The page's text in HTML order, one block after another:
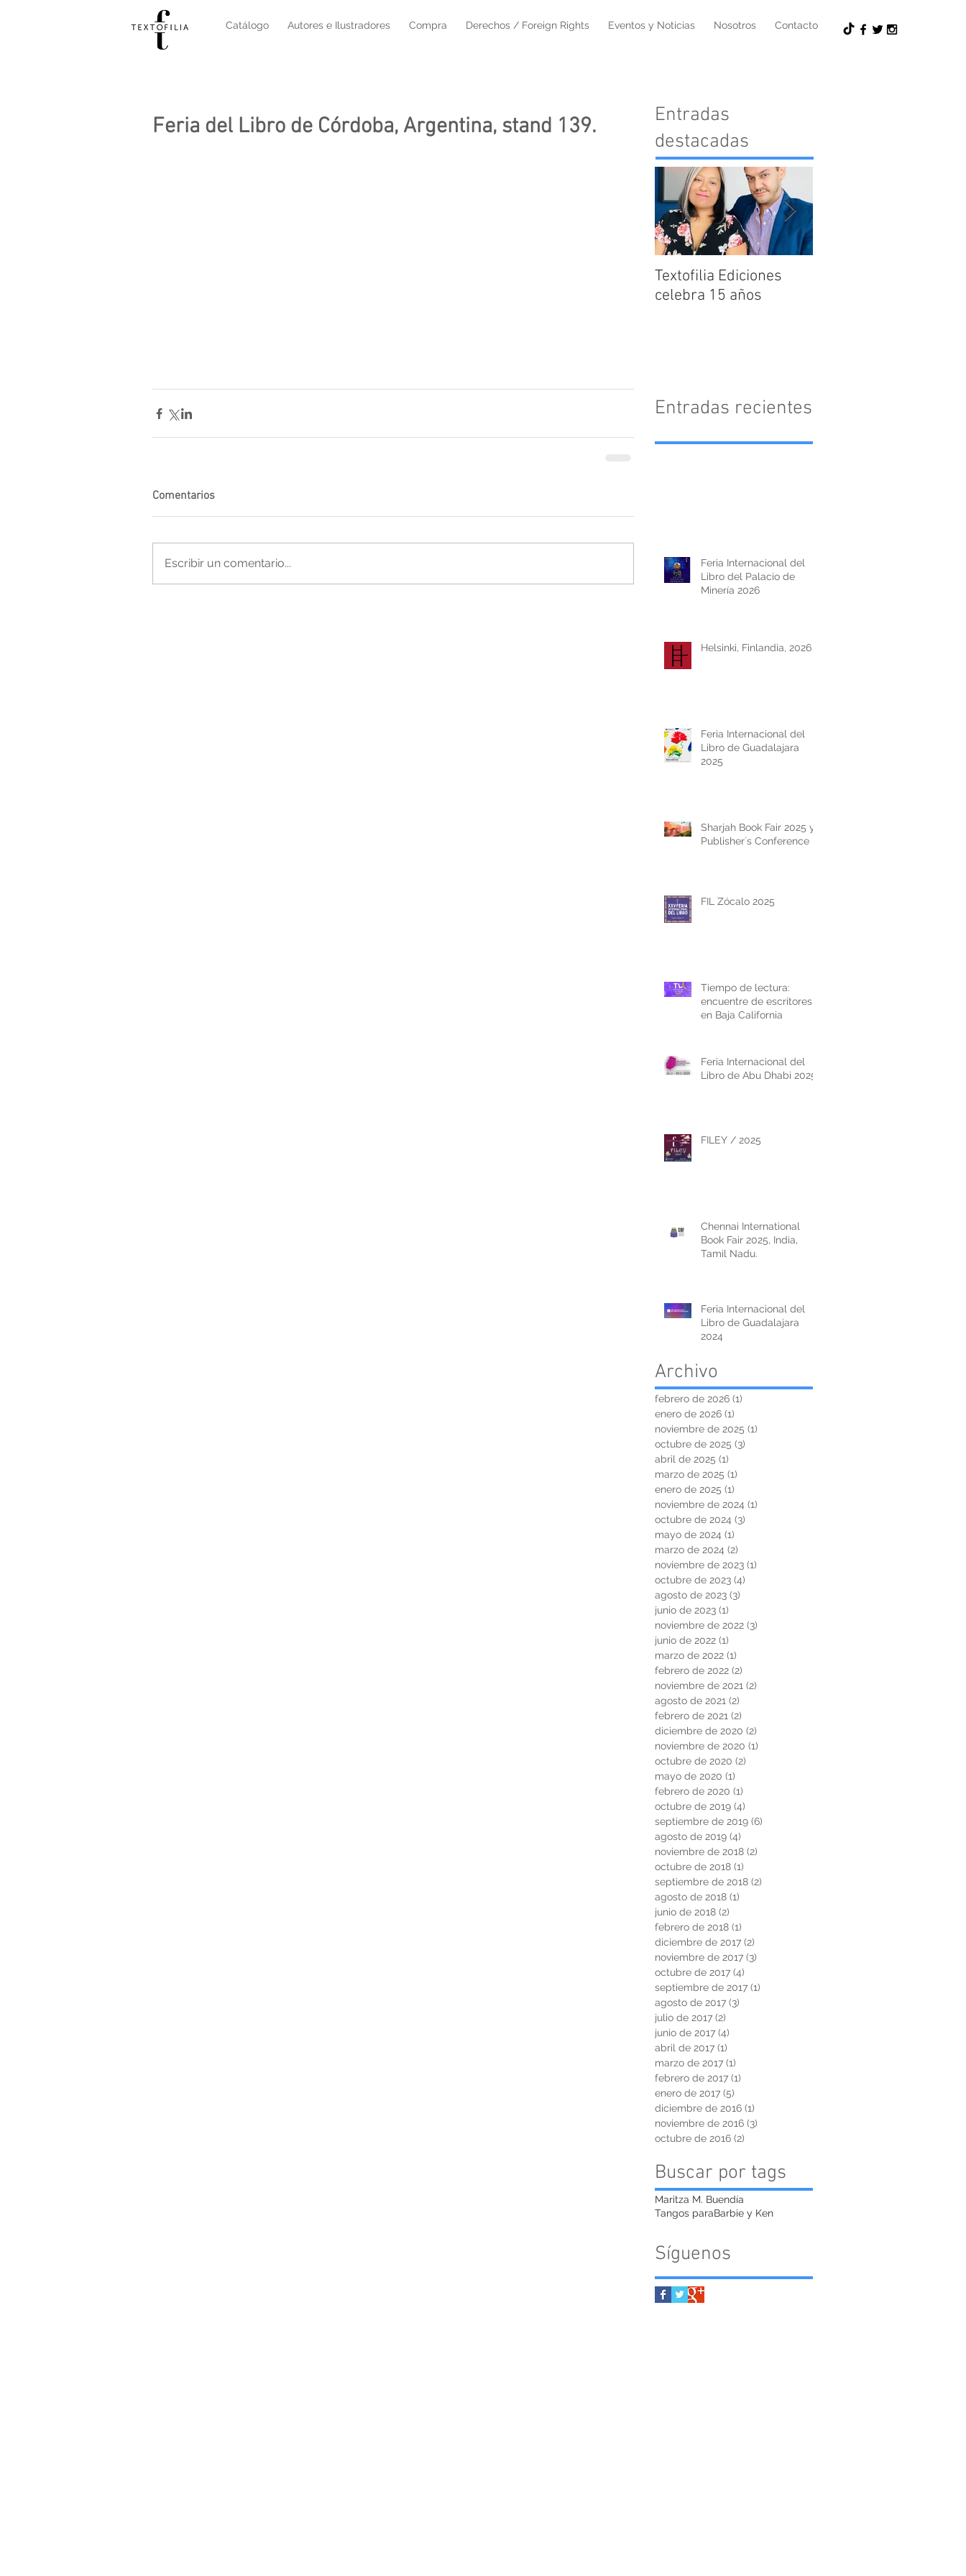
Catálogo Autores e Ilustradores Compra Derechos / Foreign Rights Eventos y Noticias Nosotros Contacto
Feria del Libro de Córdoba, Argentina, stand 139.
Comentarios
Escribir un comentario...
Entradas
destacadas
Textofilia Ediciones
celebra 15 años
Entradas recientes
Feria Internacional del
Libro del Palacio de
Minería 2026
Helsinki, Finlandia, 2026
Feria Internacional del
Libro de Guadalajara
2025
Sharjah Book Fair 2025 y
Publisher´s Conference
FIL Zócalo 2025
Tiempo de lectura:
encuentre de escritores
en Baja California
Feria Internacional del
Libro de Abu Dhabi 2025
FILEY / 2025
Chennai International
Book Fair 2025, India,
Tamil Nadu.
Feria Internacional del
Libro de Guadalajara
2024
Archivo
febrero de 2026 (1)
enero de 2026 (1)
noviembre de 2025 (1)
octubre de 2025 (3)
abril de 2025 (1)
marzo de 2025 (1)
enero de 2025 (1)
noviembre de 2024 (1)
octubre de 2024 (3)
mayo de 2024 (1)
marzo de 2024 (2)
noviembre de 2023 (1)
octubre de 2023 (4)
agosto de 2023 (3)
junio de 2023 (1)
noviembre de 2022 (3)
junio de 2022 (1)
marzo de 2022 (1)
febrero de 2022 (2)
noviembre de 2021 (2)
agosto de 2021 (2)
febrero de 2021 (2)
diciembre de 2020 (2)
noviembre de 2020 (1)
octubre de 2020 (2)
mayo de 2020 (1)
febrero de 2020 (1)
octubre de 2019 (4)
septiembre de 2019 (6)
agosto de 2019 (4)
noviembre de 2018 (2)
octubre de 2018 (1)
septiembre de 2018 (2)
agosto de 2018 (1)
junio de 2018 (2)
febrero de 2018 (1)
diciembre de 2017 (2)
noviembre de 2017 (3)
octubre de 2017 (4)
septiembre de 2017 (1)
agosto de 2017 (3)
julio de 2017 (2)
junio de 2017 (4)
abril de 2017 (1)
marzo de 2017 (1)
febrero de 2017 (1)
enero de 2017 (5)
diciembre de 2016 (1)
noviembre de 2016 (3)
octubre de 2016 (2)
Buscar por tags
Maritza M. Buendía
Tangos paraBarbie y Ken
Síguenos